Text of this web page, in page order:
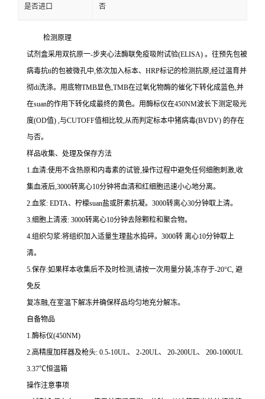
是否进口 否
检测原理
试剂盒采用双抗原一-步夹心法酶联免疫吸附试验(ELISA) 。往预先包被
病毒抗ti的包被微孔中,依次加入标本、 HRP标记的检测抗原,经过温育并
彻di洗涤。用底物TMB显色,TMB在过氧化物酶的催化下转化成蓝色,并
在suan的作用下转化成最终的黄色。用酶标仪在450NM波长下测定吸光
度(OD值) ,与CUTOFF值相比较,从而判定标本中猪病毒(BVDV) 的存在
与否。
样品收集、处理及保存方法
1.血清:使用不含热原和内毒素的试管,操作过程中避免任何细胞刺激,收
集血液后,3000转离心10分钟将血清和红细胞迅速小心地分离。
2.血浆: EDTA、柠檬suan盐或肝素抗凝。 3000转离心30分钟取上清。
3.细胞上清液: 3000转离心10分钟去除颗粒和聚合物。
4.组织匀浆:将组织加入适量生理盐水捣碎。 3000转 离心10分钟取上
清。
5.保存:如果样本收集后不及时检测,请按一次用量分装,冻存于-20°C, 避
免反
复冻融,在室温下解冻并确保样品均匀地充分解冻。
自备物品
1.酶标仪(450NM)
2.高精度加样器及枪头: 0.5-10UL、 2-20UL、 20-200UL、 200-1000UL
3.37℃恒温箱
操作注意事项